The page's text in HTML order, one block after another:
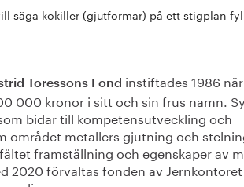
säga kokiller (gjutformar) på ett stigplan
Toressons Fond instiftades 1986
000 kronor i sitt och sin frus namn.
bidar till kompetensutveckling och
området metallers gjutning och
framställning och egenskaper av
2020 förvaltas fonden av